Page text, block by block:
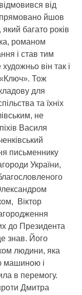
від
йшов
багато років
романом
і став тим
він так і
Тож
для
та їхніх
не
Василя
письменнику
України,
Віктор
до Президента
знав. Його
людини, яка
машиною і
в перемогу.
Дмитра